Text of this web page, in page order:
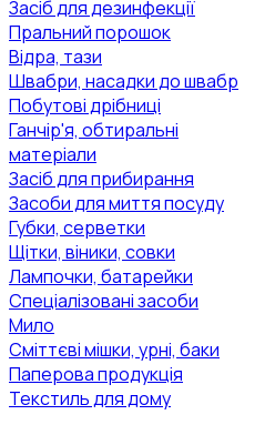
Засіб для дезинфекції
Пральний порошок
Відра, тази
Швабри, насадки до швабр
Побутові дрібниці
Ганчір'я, обтиральні
матеріали
Засіб для прибирання
Засоби для миття посуду
Губки, серветки
Щітки, віники, совки
Лампочки, батарейки
Спеціалізовані засоби
Мило
Сміттєві мішки, урні, баки
Паперова продукція
Текстиль для дому